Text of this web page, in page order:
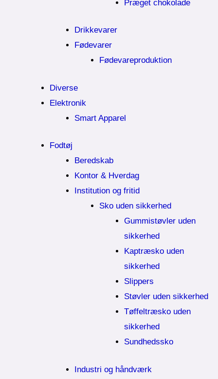
Præget chokolade
Drikkevarer
Fødevarer
Fødevareproduktion
Diverse
Elektronik
Smart Apparel
Fodtøj
Beredskab
Kontor & Hverdag
Institution og fritid
Sko uden sikkerhed
Gummistøvler uden
sikkerhed
Kaptræsko uden
sikkerhed
Slippers
Støvler uden sikkerhed
Tøffeltræsko uden
sikkerhed
Sundhedssko
Industri og håndværk